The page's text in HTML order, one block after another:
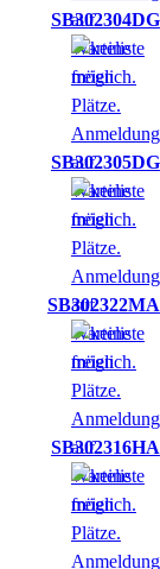
SB302304DG
SB302305DG
SB302322MA
SB302316HA